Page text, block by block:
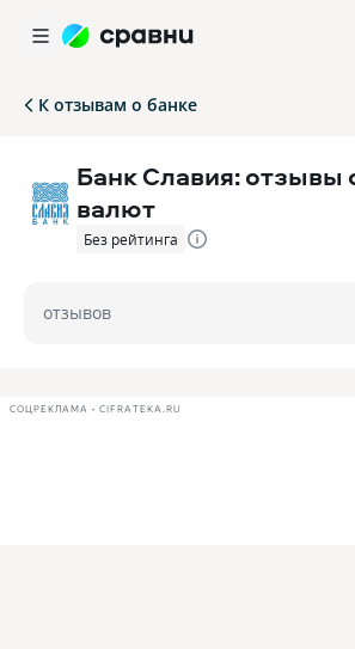
К отзывам о банке
Банк Славия: отзывы
валют
Без рейтинга
отзывов
СОЦРЕКЛАМА • CIFRATEKA.RU